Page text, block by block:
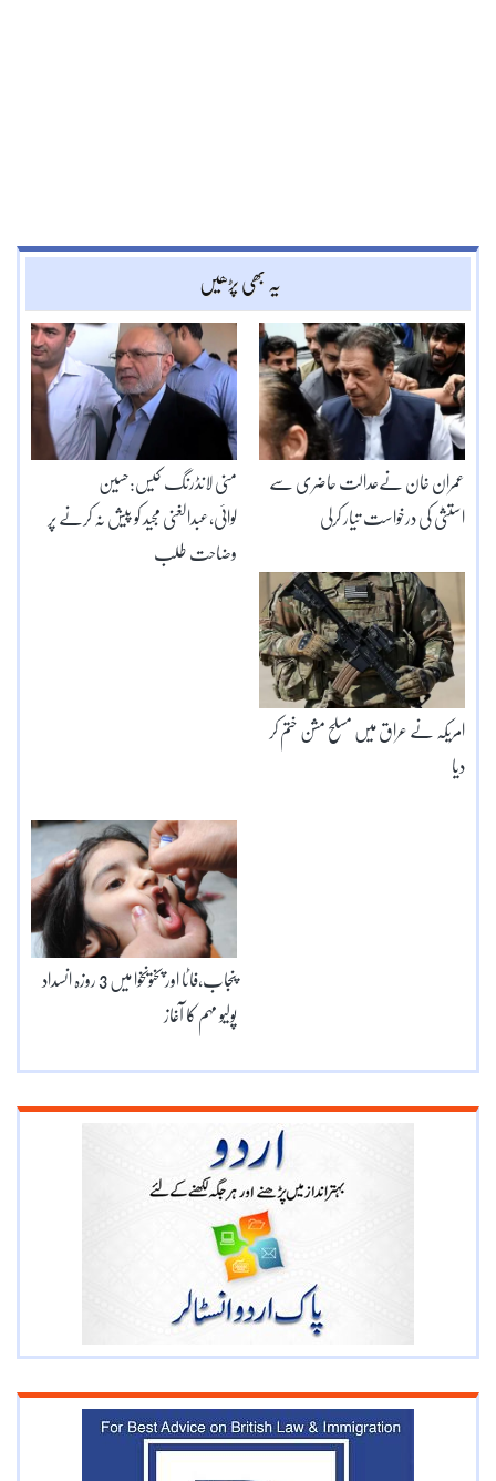
یہ بھی پڑھیں
منی لانڈرنگ کیس:حسین
لوائی،عبدالغنی مجید کو پیش نہ کرنے پر
وضاحت طلب
عمران خان نےعدالت حاضری سے
استثیٰ کی درخواست تیار کرلی
امریکہ نے عراق میں مسلح مشن ختم کر
دیا
پنجاب،فاٹا اور پختونخوا میں 3 روزہ انسداد
پولیو مہم کا آغاز